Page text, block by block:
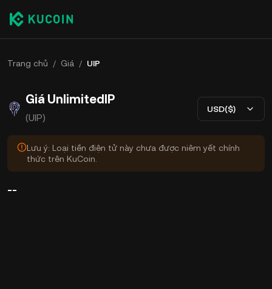
Trang chủ / Giá / UIP
Giá UnlimitedIP
(UIP)
USD($)
Lưu ý: Loại tiền điện tử này chưa được niêm yết chính
thức trên KuCoin.
--